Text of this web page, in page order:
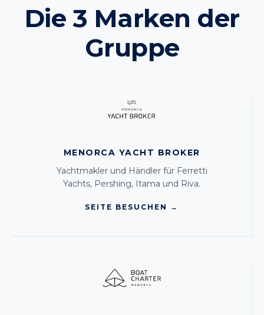
Die 3 Marken der
Gruppe
MENORCA YACHT BROKER
Yachtmakler und Händler für Ferretti
Yachts, Pershing, Itama und Riva.
SEITE BESUCHEN →